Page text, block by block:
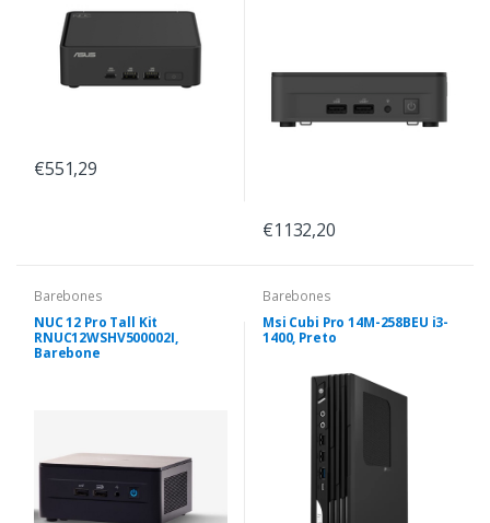
€551,29
€1132,20
Barebones
NUC 12 Pro Tall Kit
RNUC12WSHV500002I,
Barebone
Barebones
Msi Cubi Pro 14M-258BEU i3-
1400, Preto